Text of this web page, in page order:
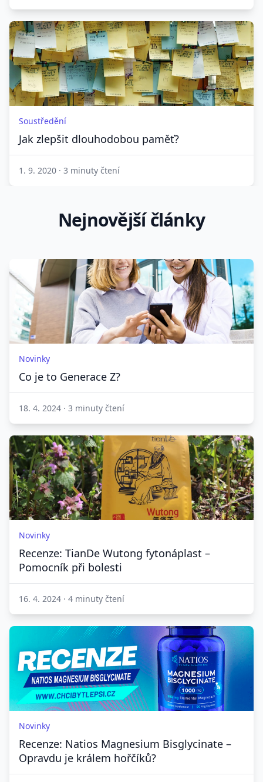
Soustředění
Jak zlepšit dlouhodobou paměť?
1. 9. 2020 · 3 minuty čtení
Nejnovější články
Novinky
Co je to Generace Z?
18. 4. 2024 · 3 minuty čtení
Novinky
Recenze: TianDe Wutong fytonáplast –
Pomocník při bolesti
16. 4. 2024 · 4 minuty čtení
Novinky
Recenze: Natios Magnesium Bisglycinate –
Opravdu je králem hořčíků?